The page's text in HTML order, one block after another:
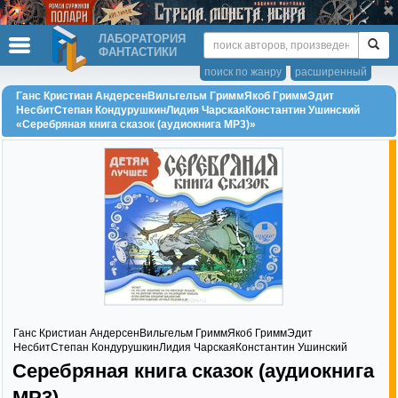
ЛАБОРАТОРИЯ
ФАНТАСТИКИ
расширенный
поиск по жанру
Ганс Кристиан АндерсенВильгельм ГриммЯкоб ГриммЭдит
НесбитСтепан КондурушкинЛидия ЧарскаяКонстантин Ушинский
«Серебряная книга сказок (аудиокнига MP3)»
Ганс Кристиан АндерсенВильгельм ГриммЯкоб ГриммЭдит
НесбитСтепан КондурушкинЛидия ЧарскаяКонстантин Ушинский
Серебряная книга сказок (аудиокнига